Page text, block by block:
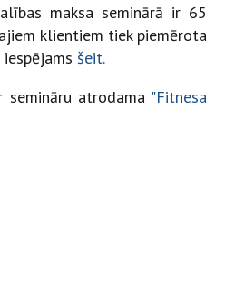
maksa seminārā ir 65
klientiem tiek piemērota
šeit.
semināru atrodama "Fitnesa